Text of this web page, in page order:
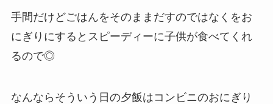
手間だけどごはんをそのままだすのではなくをお
にぎりにするとスピーディーに子供が食べてくれ
るので◎
なんならそういう日の夕飯はコンビニのおにぎり